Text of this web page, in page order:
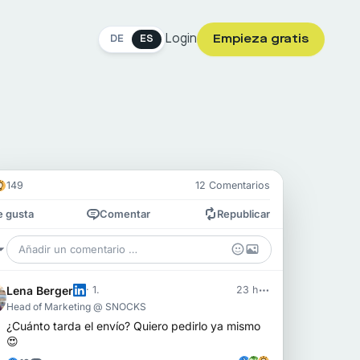
DE ES Login Empieza gratis
149 12 Comentarios
gusta Comentar Republicar
Añadir un comentario …
Lena Berger · 1.
23 h
Head of Marketing @ SNOCKS
¿Cuánto tarda el envío? Quiero pedirlo ya mismo
😍